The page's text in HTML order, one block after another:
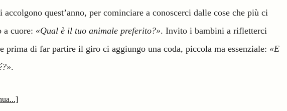
accolgono quest’anno, per cominciare a conoscerci dalle cose che più ci
a cuore: «Qual è il tuo animale preferito?». Invito i bambini a rifletterci
prima di far partire il giro ci aggiungo una coda, piccola ma essenziale: «E
.